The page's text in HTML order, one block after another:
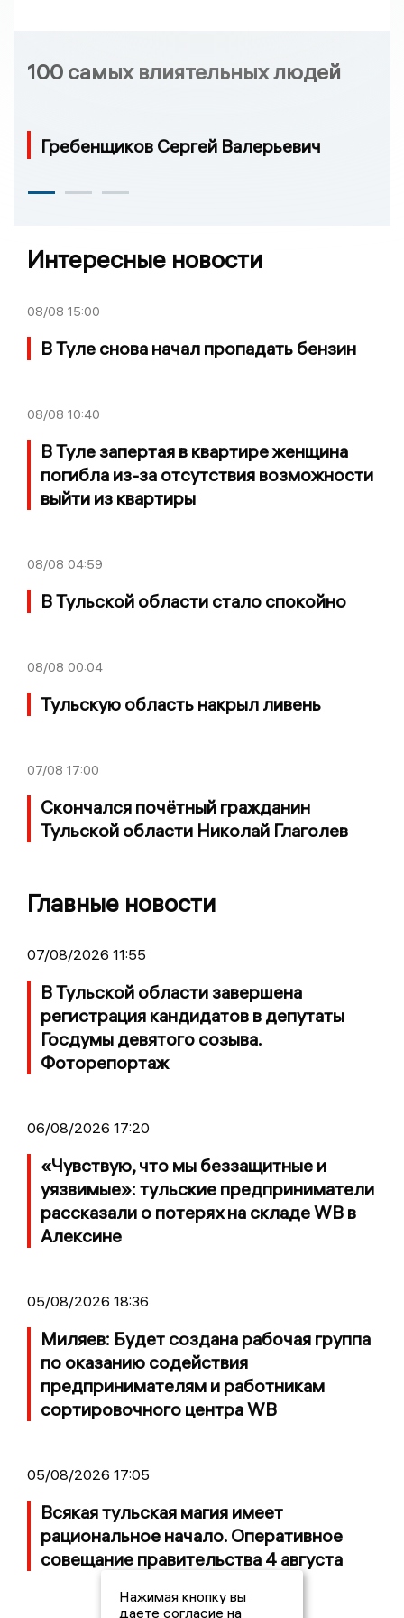
100 самых влиятельных людей
Гребенщиков Сергей Валерьевич
Интересные новости
08/08 15:00
В Туле снова начал пропадать бензин
08/08 10:40
В Туле запертая в квартире женщина
погибла из-за отсутствия возможности
выйти из квартиры
08/08 04:59
В Тульской области стало спокойно
08/08 00:04
Тульскую область накрыл ливень
07/08 17:00
Скончался почётный гражданин
Тульской области Николай Глаголев
Главные новости
07/08/2026 11:55
В Тульской области завершена
регистрация кандидатов в депутаты
Госдумы девятого созыва.
Фоторепортаж
06/08/2026 17:20
«Чувствую, что мы беззащитные и
уязвимые»: тульские предприниматели
рассказали о потерях на складе WB в
Алексине
05/08/2026 18:36
Миляев: Будет создана рабочая группа
по оказанию содействия
предпринимателям и работникам
сортировочного центра WB
05/08/2026 17:05
Всякая тульская магия имеет
рациональное начало. Оперативное
совещание правительства 4 августа
Нажимая кнопку вы
даете согласие на